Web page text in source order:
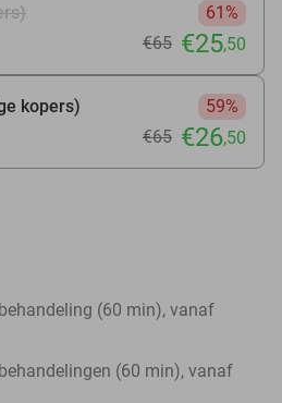
61%
€65 €25,50
kopers)
59%
€65 €26,50
(60 min), vanaf
(60 min), vanaf